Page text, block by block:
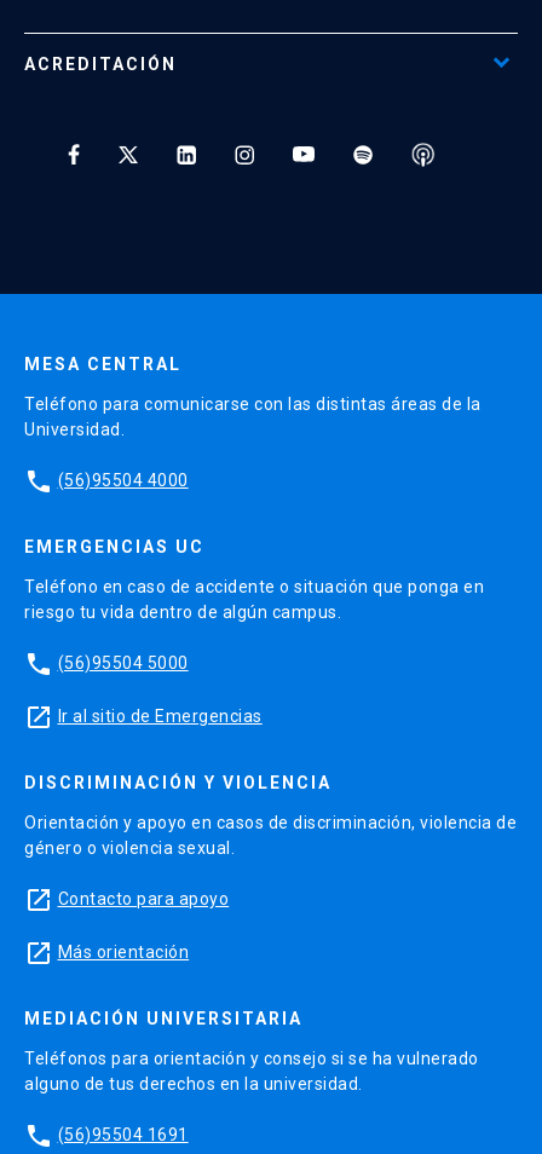
ACREDITACIÓN
MESA CENTRAL
Teléfono para comunicarse con las distintas áreas de la
Universidad.
phone (56)95504 4000
EMERGENCIAS UC
Teléfono en caso de accidente o situación que ponga en
riesgo tu vida dentro de algún campus.
phone (56)95504 5000
launch Ir al sitio de Emergencias
DISCRIMINACIÓN Y VIOLENCIA
Orientación y apoyo en casos de discriminación, violencia de
género o violencia sexual.
launch Contacto para apoyo
launch Más orientación
MEDIACIÓN UNIVERSITARIA
Teléfonos para orientación y consejo si se ha vulnerado
alguno de tus derechos en la universidad.
phone (56)95504 1691